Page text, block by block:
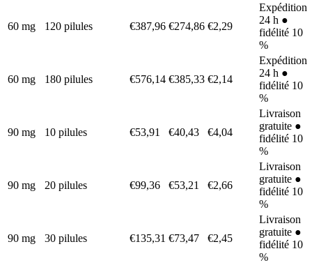
60 mg 120 pilules €387,96 €274,86 €2,29
Expédition
24 h ●
fidélité 10
%
60 mg 180 pilules €576,14 €385,33 €2,14
Expédition
24 h ●
fidélité 10
%
90 mg 10 pilules €53,91 €40,43 €4,04
Livraison
gratuite ●
fidélité 10
%
90 mg 20 pilules €99,36 €53,21 €2,66
Livraison
gratuite ●
fidélité 10
%
90 mg 30 pilules €135,31 €73,47 €2,45
Livraison
gratuite ●
fidélité 10
%